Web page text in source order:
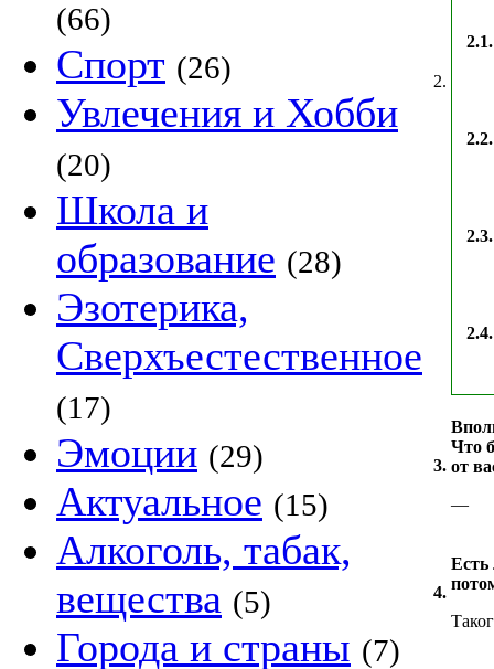
(66)
Спорт (26)
Увлечения и Хобби
(20)
Школа и
образование (28)
Эзотерика,
Сверхъестественное
(17)
Эмоции (29)
Актуальное (15)
Алкоголь, табак,
вещества (5)
Города и страны (7)
2.
2.1.
2.2.
2.3.
2.4.
3.
Что
от
—
4.
Есть